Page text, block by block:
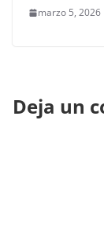
marzo 5, 2026
Deja un